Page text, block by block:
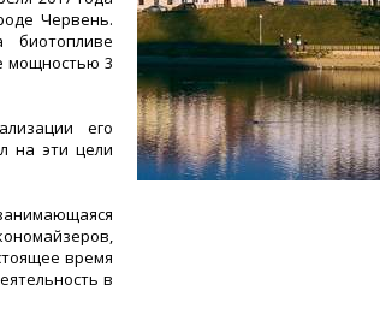
Червень.
биотопливе
мощностью 3
его
на эти цели
время
в